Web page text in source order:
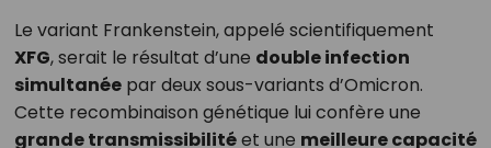
Le variant Frankenstein, appelé scientifiquement
XFG, serait le résultat d’une double infection
simultanéepar deux sous-variants d’Omicron.
Cette recombinaison génétique lui confère une
grande transmissibilitéet une meilleure capacité